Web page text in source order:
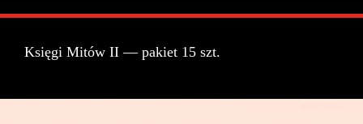
Księgi Mitów II — pakiet 15 szt.